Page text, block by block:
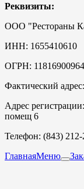
Реквизиты:
ООО "Рестораны
ИНН: 1655410610
ОГРН:
Фактический
Адрес
помещ 6
Телефон: (843) 212-
ГлавнаяМеню